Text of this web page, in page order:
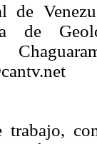
de
de
trabajo,